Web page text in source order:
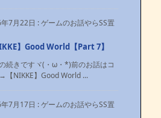
7月22日 :ゲームのお話やらSS置
】Good World【Part 7】
続きですヾ(・ω・*)前のお話はコ
【NIKKE】Good World ...
7月17日 :ゲームのお話やらSS置